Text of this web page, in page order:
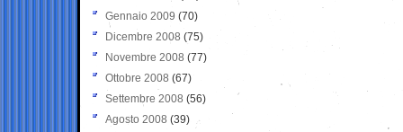
Gennaio 2009 (70)
Dicembre 2008 (75)
Novembre 2008 (77)
Ottobre 2008 (67)
Settembre 2008 (56)
Agosto 2008 (39)